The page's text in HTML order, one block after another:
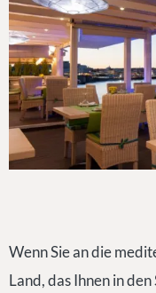
Wenn Sie an die
Land, das Ihnen in